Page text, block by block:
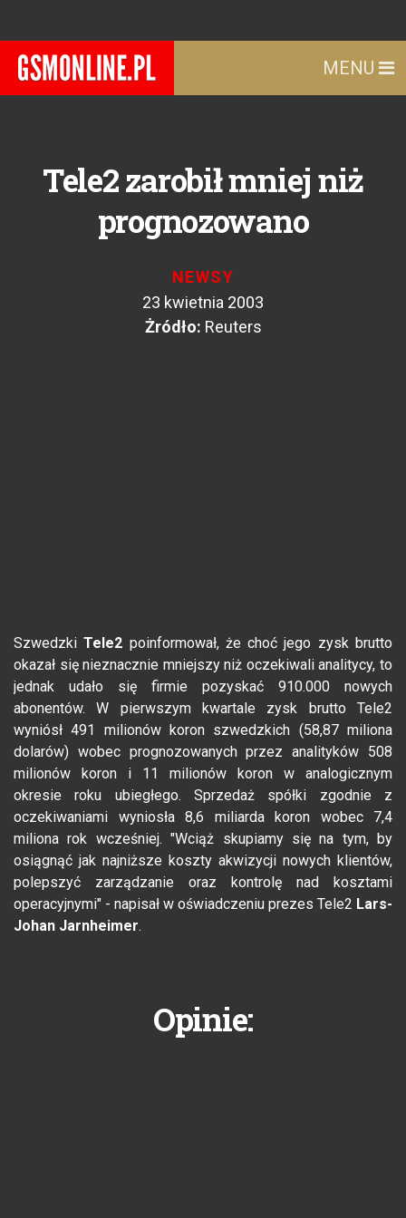
MENU
Tele2 zarobił mniej niż
prognozowano
NEWSY
23 kwietnia 2003
Żródło: Reuters
Szwedzki Tele2 poinformował, że choć jego zysk brutto
okazał się nieznacznie mniejszy niż oczekiwali analitycy, to
jednak udało się firmie pozyskać 910.000 nowych
abonentów. W pierwszym kwartale zysk brutto Tele2
wyniósł 491 milionów koron szwedzkich (58,87 miliona
dolarów) wobec prognozowanych przez analityków 508
milionów koron i 11 milionów koron w analogicznym
okresie roku ubiegłego. Sprzedaż spółki zgodnie z
oczekiwaniami wyniosła 8,6 miliarda koron wobec 7,4
miliona rok wcześniej. "Wciąż skupiamy się na tym, by
osiągnąć jak najniższe koszty akwizycji nowych klientów,
polepszyć zarządzanie oraz kontrolę nad kosztami
operacyjnymi" - napisał w oświadczeniu prezes Tele2 Lars-
Johan Jarnheimer.
Opinie: